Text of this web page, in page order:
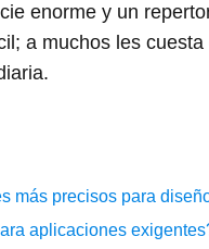
enorme y un
a muchos les
más precisos para
aplicaciones